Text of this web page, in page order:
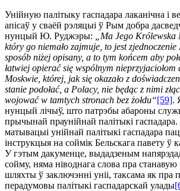
Унійную палітыку гаспадара лаканічна і
апісаў у сваёй рэляцыі ў Рым добра
нунцый Ю. Руджэры:
„Ma Jego Królewska
który go niemało zajmuje, to jest
sposób niżej opisany, a to tym końcem aby
łatwiej opierać się wspólnym
Moskwie, której, jak się okazało z
stanie podołać, a Polacy, nie będąc z nimi
wojować w tamtych stronach bez żołdu“[59].
нунцый лічыў, што патрэбы абароны
прычынай праунійнай палітыкі
матывацыі унійнай палітыкі гаспадара
інструкцыя на соймік Бельскага павету ў
У гэтым дакуменце, выдадзеным
сойму, няма ніводнага слова пра станавую
шляхты ў заключэнні уніі, таксама як пра
перадумовы палітыкі гаспадарскай улады